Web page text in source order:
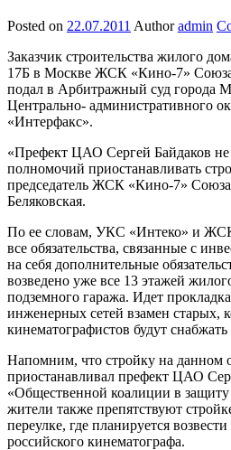
Posted on 22.07.2011 Author admin
Заказчик строительства жилого
17Б в Москве ЖСК «Кино-7» Союза
подал в Арбитражный суд города
Центрально- административного
«Интерфакс».
«Префект ЦАО Сергей Байдаков
полномочий приостанавливать
председатель ЖСК «Кино-7» Союза
Беляковская.
По ее словам, УКС «Интеко» и
все обязательства, связанные с
на себя дополнительные
возведено уже все 13 этажей
подземного гаража. Идет
инженерных сетей взамен старых,
кинематографистов будут
Напомним, что стройку на данном
приостанавливал префект ЦАО
«Общественной коалиции в
жители также препятствуют
переулке, где планируется
российского кинематографа.